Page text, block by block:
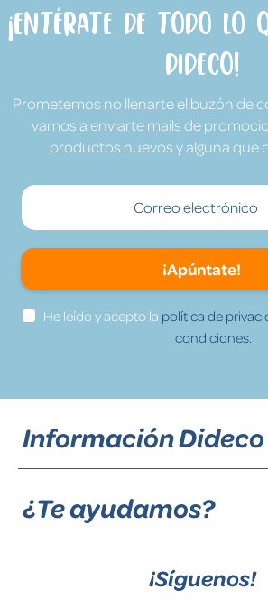
¡Entérate de todo lo
Dideco!
Prometemos no llenarte el buzón de
vamos a enviarte mails de
productos nuevos y alguna que
¡Apúntate!
He leído y acepto la política de
condiciones.
Información Dideco
¿Te ayudamos?
¡Síguenos!